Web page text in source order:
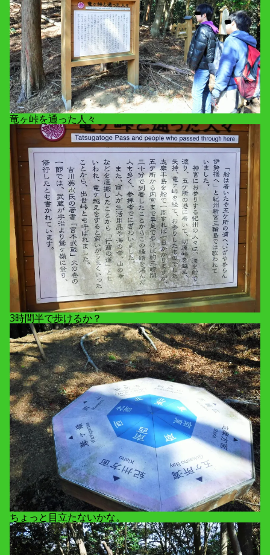
竜ヶ峠を通った人々
3時間半で歩けるか？
ちょっと目立たないかな。